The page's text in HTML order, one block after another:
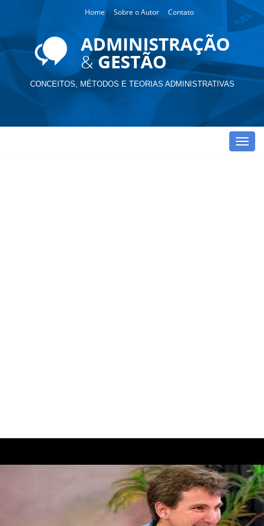
Home Sobre o Autor Contato
CONCEITOS, MÉTODOS E TEORIAS ADMINISTRATIVAS